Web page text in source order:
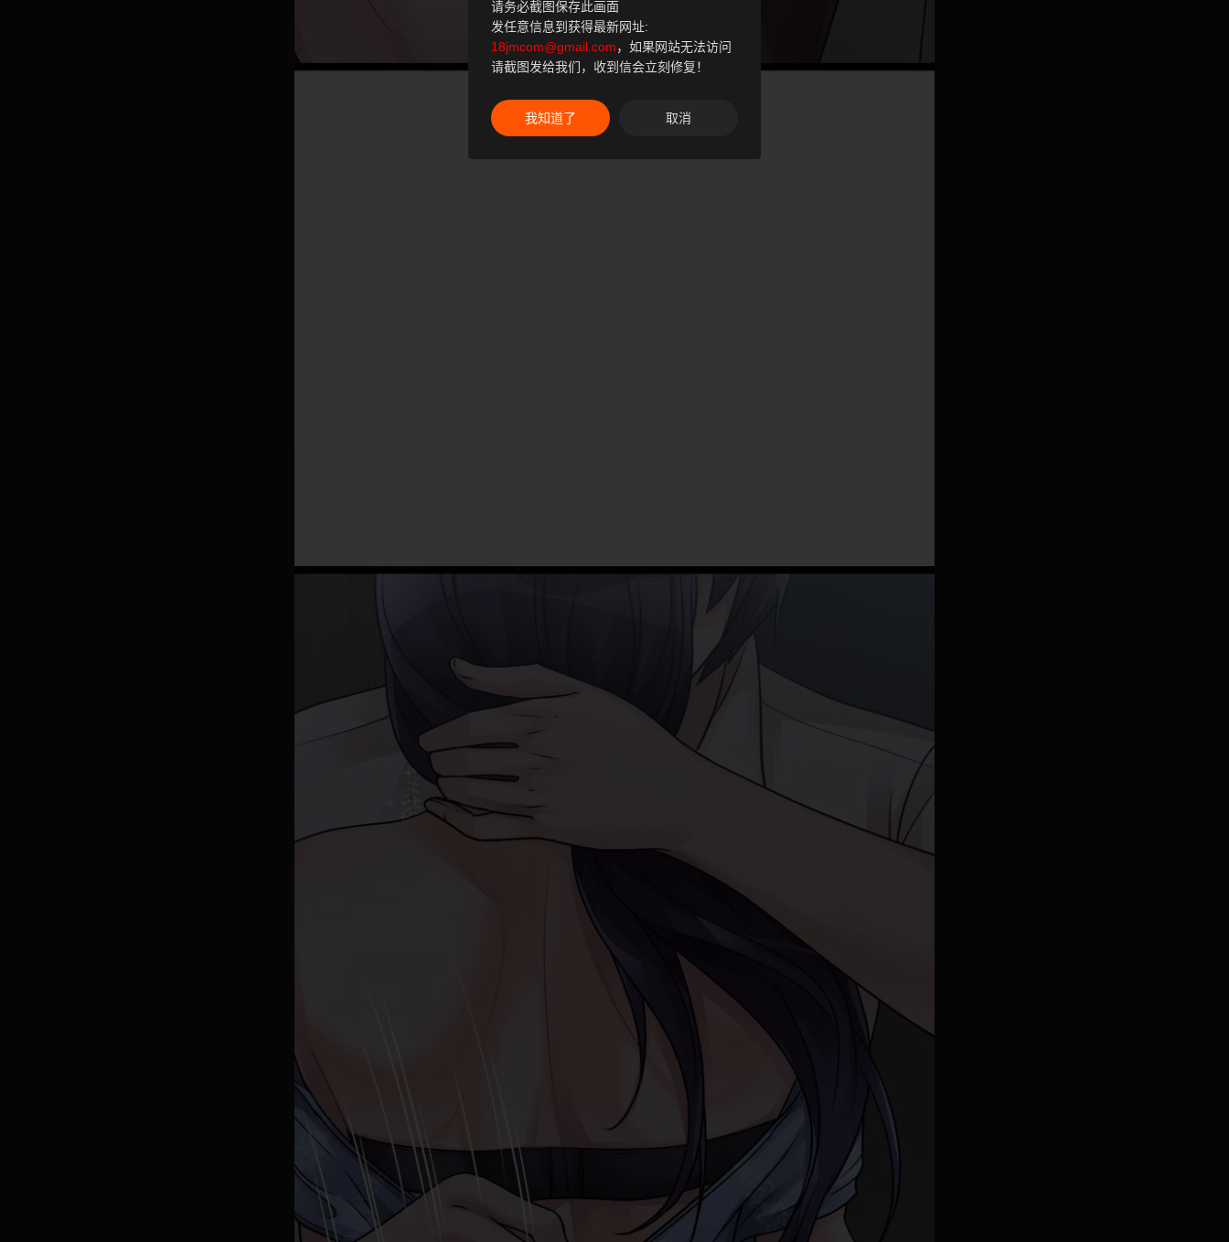
请务必截图保存此画面
发任意信息到获得最新网址:
18jmcom@gmail.com，如果网站无法访问
请截图发给我们，收到信会立刻修复！
我知道了 取消